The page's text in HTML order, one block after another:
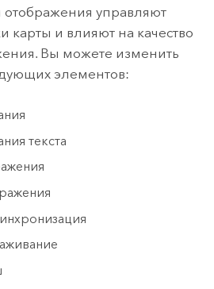
управляют
карты и влияют на качество
Вы можете изменить
элементов:
текста